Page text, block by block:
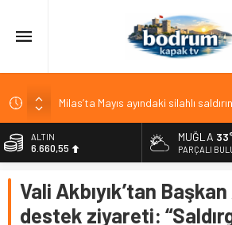
Milas’ta Mayıs ayındaki silahlı
Makine dairesine düşen vatandaş
Muğla’nın kapalı sistem sulama
ÇİKO KAPTAN’DAN ACI HABER
Bodrum Belediyesi emeklileri
ALTIN
6.660,55
13.779,39
DOLAR
MUĞLA
PARÇALI
Vali Akbıyık’tan Başkan
destek ziyareti: